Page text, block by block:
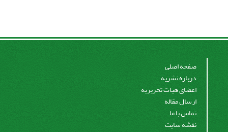
صفحه اصلی
درباره نشریه
اعضای هیات تحریریه
ارسال مقاله
تماس با ما
نقشه سایت